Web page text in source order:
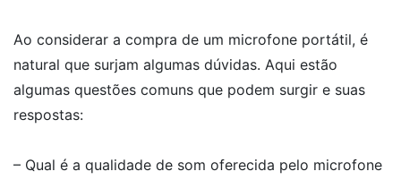
Ao considerar a compra de um microfone portátil, é
natural que surjam algumas dúvidas. Aqui estão
algumas questões comuns que podem surgir e suas
respostas:
– Qual é a qualidade de som oferecida pelo microfone